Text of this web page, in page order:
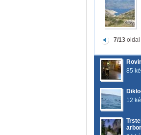
7/13 oldal
85
12